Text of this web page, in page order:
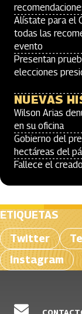
Alístate para el
todas las
evento
Presentan
elecciones
NUEVAS
Wilson Arias
en su oficina
Gobierno del
hectáreas del
Fallece el
ETIQUETAS
Twitter
Instagram